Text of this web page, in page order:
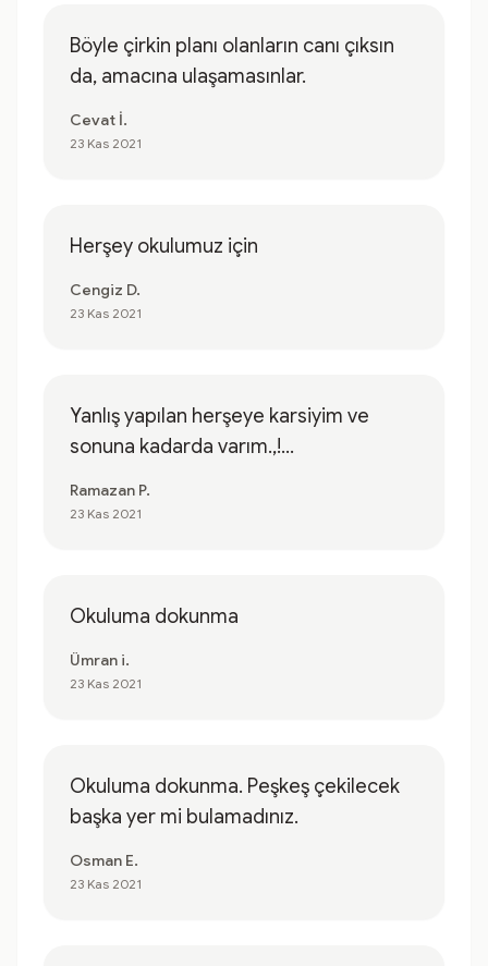
Böyle çirkin planı olanların canı çıksın
da, amacına ulaşamasınlar.
Cevat İ.
23 Kas 2021
Herşey okulumuz için
Cengiz D.
23 Kas 2021
Yanlış yapılan herşeye karsiyim ve
sonuna kadarda varım.,!...
Ramazan P.
23 Kas 2021
Okuluma dokunma
Ümran i.
23 Kas 2021
Okuluma dokunma. Peşkeş çekilecek
başka yer mi bulamadınız.
Osman E.
23 Kas 2021